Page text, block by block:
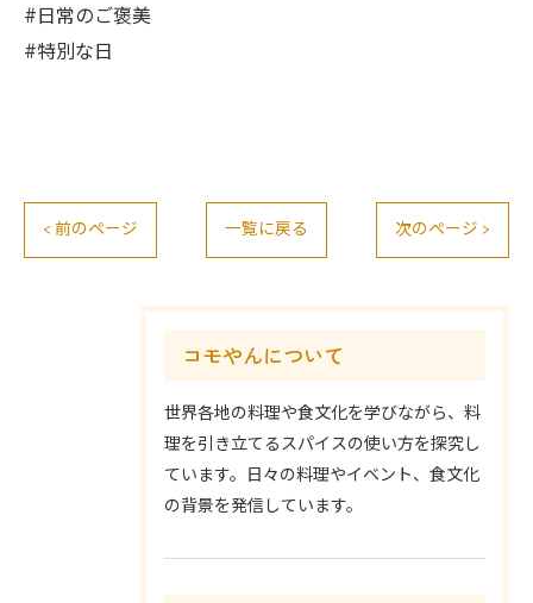
#日常のご褒美
#特別な日
< 前のページ 一覧に戻る 次のページ >
コモやんについて
世界各地の料理や食文化を学びながら、料
理を引き立てるスパイスの使い方を探究し
ています。日々の料理やイベント、食文化
の背景を発信しています。